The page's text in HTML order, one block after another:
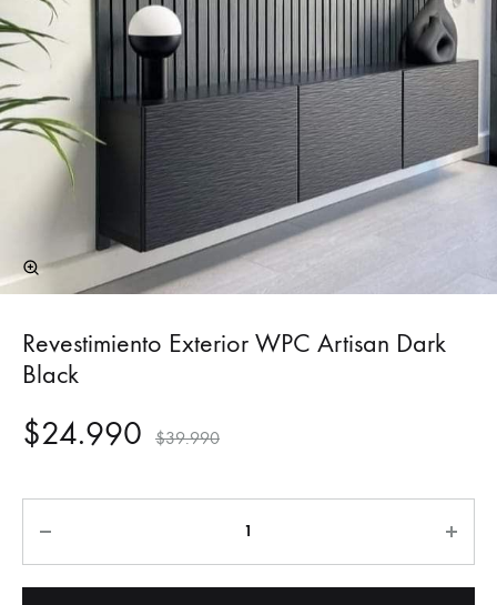
Revestimiento Exterior WPC Artisan Dark
Black
$24.990 $39.990